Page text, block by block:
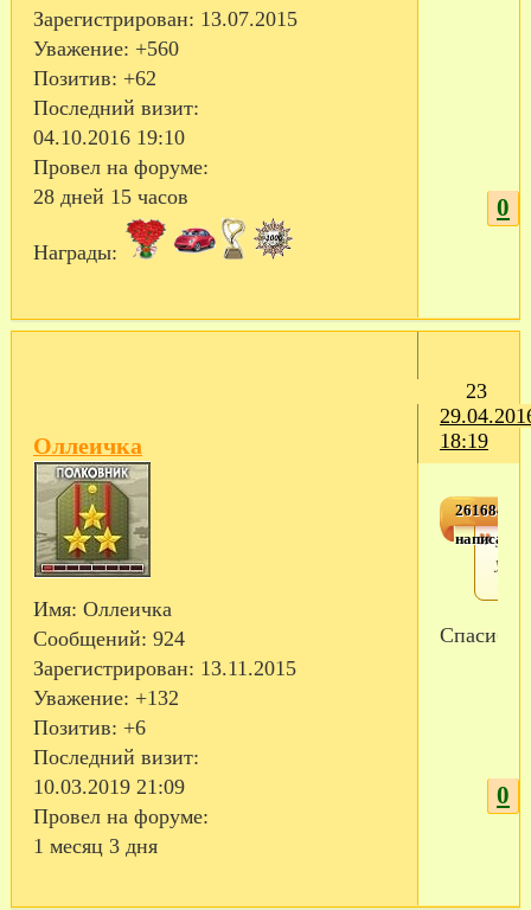
Зарегистрирован: 13.07.2015
Уважение: +560
Позитив: +62
Последний визит:
04.10.2016 19:10
Провел на форуме:
28 дней 15 часов
Награды:
0
23
18:19
Оллеичка
Имя: Оллеичка
Сообщений: 924
Зарегистрирован: 13.11.2015
Уважение: +132
Позитив: +6
Последний визит:
10.03.2019 21:09
Провел на форуме:
1 месяц 3 дня
Спасибо!
0